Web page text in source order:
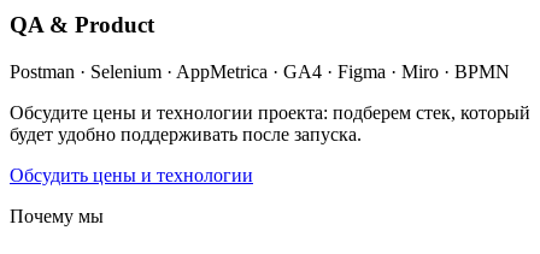
QA & Product
Postman · Selenium · AppMetrica · GA4 · Figma · Miro · BPMN
Обсудите цены и технологии проекта: подберем стек, который
будет удобно поддерживать после запуска.
Обсудить цены и технологии
Почему мы